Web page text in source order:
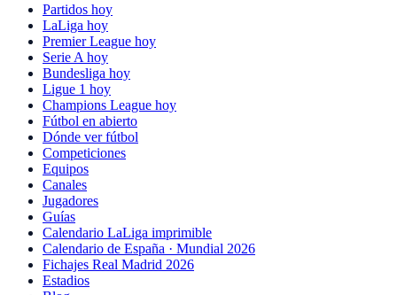
Partidos hoy
LaLiga hoy
Premier League hoy
Serie A hoy
Bundesliga hoy
Ligue 1 hoy
Champions League hoy
Fútbol en abierto
Dónde ver fútbol
Competiciones
Equipos
Canales
Jugadores
Guías
Calendario LaLiga imprimible
Calendario de España · Mundial 2026
Fichajes Real Madrid 2026
Estadios